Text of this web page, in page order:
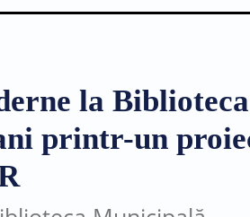
la Biblioteca
printr-un